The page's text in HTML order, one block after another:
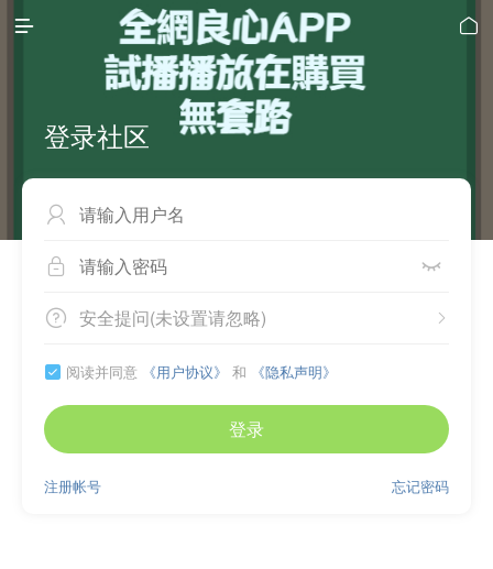
 
登录社区

 
 
安全提问(未设置请忽略)
 阅读并同意 《用户协议》 和 《隐私声明》
登录
忘记密码
注册帐号